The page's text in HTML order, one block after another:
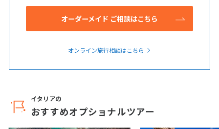
オーダーメイド ご相談はこちら
オンライン旅行相談はこちら
イタリアの
おすすめオプショナルツアー